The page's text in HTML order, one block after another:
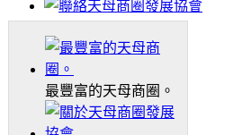
最豐富的天母商圈。